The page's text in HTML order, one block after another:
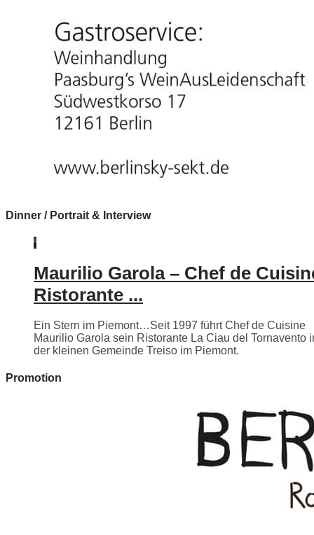
Dinner / Portrait & Interview
Maurilio Garola – Chef de
Ristorante ...
Ein Stern im Piemont…Seit 1997 führt Chef de Cuisine
Maurilio Garola sein Ristorante La Ciau del Tornavento
der kleinen Gemeinde Treiso im Piemont.
Promotion